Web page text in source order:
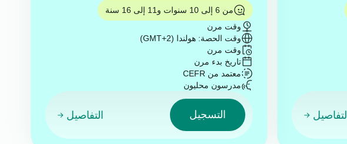
التفاصيل
من 6 إلى 10 سنوات و11 إلى 16 سنة
وقت مرن
وقت الحصة: هولندا (GMT+2)
وقت مرن
تاريخ بدء مرن
معتمد من CEFR
مدرسون محليون
التسجيل التفاصيل